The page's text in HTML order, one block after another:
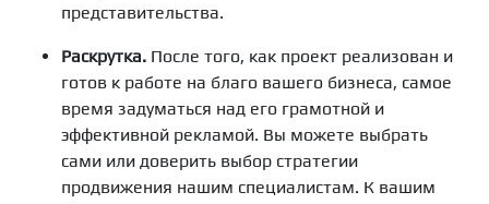
представительства.
Раскрутка. После того, как проект реализован и
готов к работе на благо вашего бизнеса, самое
время задуматься над его грамотной и
эффективной рекламой. Вы можете выбрать
сами или доверить выбор стратегии
продвижения нашим специалистам. К вашим